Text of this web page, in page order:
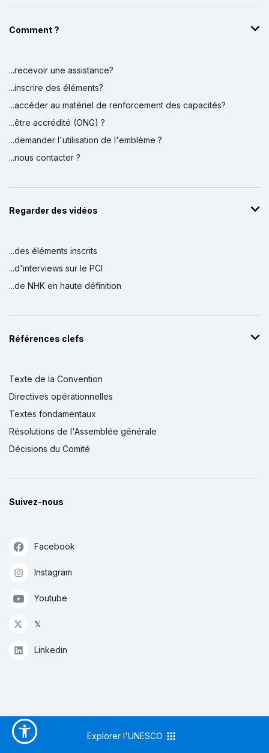
Comment ?
...recevoir une assistance?
...inscrire des éléments?
...accéder au matériel de renforcement des capacités?
...être accrédité (ONG) ?
...demander l'utilisation de l'emblème ?
...nous contacter ?
Regarder des vidéos
...des éléments inscrits
...d'interviews sur le PCI
...de NHK en haute définition
Références clefs
Texte de la Convention
Directives opérationnelles
Textes fondamentaux
Résolutions de l'Assemblée générale
Décisions du Comité
Suivez-nous
Facebook
Instagram
Youtube
𝕏
Linkedin
Explorer l'UNESCO